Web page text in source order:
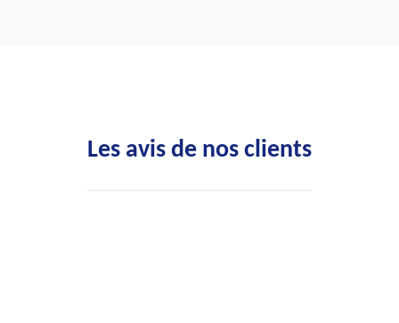
Les avis de nos clients